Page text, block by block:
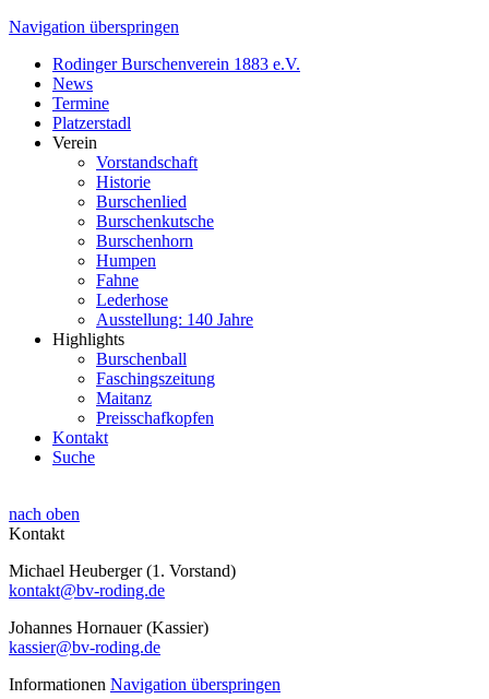
Navigation überspringen
Rodinger Burschenverein 1883 e.V.
News
Termine
Platzerstadl
Verein
Vorstandschaft
Historie
Burschenlied
Burschenkutsche
Burschenhorn
Humpen
Fahne
Lederhose
Ausstellung: 140 Jahre
Highlights
Burschenball
Faschingszeitung
Maitanz
Preisschafkopfen
Kontakt
Suche
nach oben
Kontakt
Michael Heuberger (1. Vorstand)
kontakt@bv-roding.de
Johannes Hornauer (Kassier)
kassier@bv-roding.de
Informationen Navigation überspringen